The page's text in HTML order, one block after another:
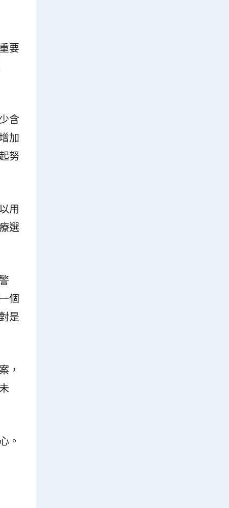
要
含
加
努
用
選
個
是
，
。